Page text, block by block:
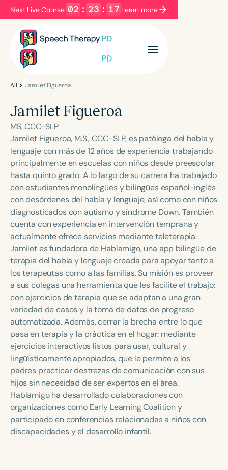
Next Live Course: 02 : 23 : 17 Learn more
Filters Categories
Language
English Español
Course Level
Introductory Intermediate Advanced
Population
Infants/Toddlers
Preschool
School-Aged
Young Adults Adults
Course Duration
h h+
All Jamilet Figueroa
Jamilet Figueroa
MS, CCC-SLP
Jamilet Figueroa, M.S., CCC-SLP, es patóloga del habla y
lenguaje con más de 12 años de experiencia trabajando
principalmente en escuelas con niños desde preescolar
hasta quinto grado. A lo largo de su carrera ha trabajado
con estudiantes monolingües y bilingües español-inglés
con desórdenes del habla y lenguaje, así como con niños
diagnosticados con autismo y síndrome Down. También
cuenta con experiencia en intervención temprana y
actualmente ofrece servicios mediante teleterapia.
Jamilet es fundadora de Hablamigo, una app bilingüe de
terapia del habla y lenguaje creada para apoyar tanto a
los terapeutas como a las familias. Su misión es proveer
a sus colegas una herramienta que les facilite el trabajo:
con ejercicios de terapia que se adaptan a una gran
variedad de casos y la toma de datos de progreso
automatizada. Además, cerrar la brecha entre lo que
pasa en terapia y la práctica en el hogar: mediante
ejercicios interactivos listos para usar, cultural y
lingüísticamente apropiados, que le permite a los
padres practicar destrezas de comunicación con sus
hijos sin necesidad de ser expertos en el área.
Hablamigo ha desarrollado colaboraciones con
organizaciones como Early Learning Coalition y
participado en conferencias relacionadas a niños con
discapacidades y el desarrollo infantil.